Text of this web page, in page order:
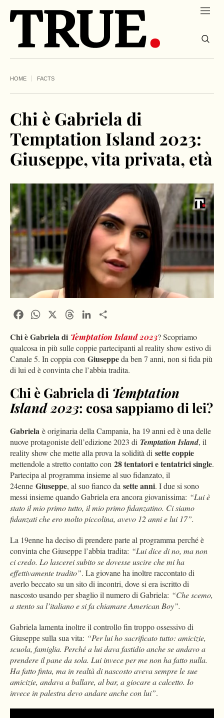
HOME FACTS
Chi è Gabriela di
Temptation Island 2023:
Giuseppe, vita privata, età
FacebookWhatsApp ThreadsLinkedIn
Chi è Gabriela di Temptation Island 2023? Scopriamo
qualcosa in più sulle coppie partecipanti al reality show estivo di
Canale 5. In coppia con Giuseppeda ben 7 anni, non si fida più
di lui ed è convinta che l’abbia tradita.
Chi è Gabriela di Temptation
Island 2023: cosa sappiamo di lei?
Gabriela è originaria della Campania, ha 19 anni ed è una delle
nuove protagoniste dell’edizione 2023 di Temptation Island, il
reality show che mette alla prova la solidità di sette coppie
mettendole a stretto contatto con 28 tentatori e tentatrici single.
Partecipa al programma insieme al suo fidanzato, il
24enne Giuseppe, al suo fianco da sette anni. I due si sono
messi insieme quando Gabriela era ancora giovanissima: “Lui è
stato il mio primo tutto, il mio primo fidanzatino. Ci siamo
fidanzati che ero molto piccolina, avevo 12 anni e lui 17”.
La 19enne ha deciso di prendere parte al programma perché è
convinta che Giuseppe l’abbia tradita: “Lui dice di no, ma non
ci credo. Lo lascerei subito se dovesse uscire che mi ha
effettivamente tradito”. La giovane ha inoltre raccontato di
averlo beccato su un sito di incontri, dove si era iscritto di
nascosto usando per sbaglio il numero di Gabriela: “Che scemo,
a stento sa l’italiano e si fa chiamare American Boy”.
Gabriela lamenta inoltre il controllo fin troppo ossessivo di
Giuseppe sulla sua vita: “Per lui ho sacrificato tutto: amicizie,
scuola, famiglia. Perché a lui dava fastidio anche se andavo a
prendere il pane da sola. Lui invece per me non ha fatto nulla.
Ha fatto finta, ma in realtà di nascosto aveva sempre le sue
amicizie, andava a ballare, al bar, a giocare a calcetto. Io
invece in palestra devo andare anche con lui”.